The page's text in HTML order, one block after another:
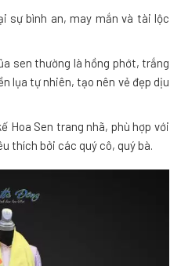
sự bình an, may mắn và tài lộc
sen thường là hồng phớt, trắng
lụa tự nhiên, tạo nên vẻ đẹp dịu
Hoa Sen trang nhã, phù hợp với
thích bởi các quý cô, quý bà.